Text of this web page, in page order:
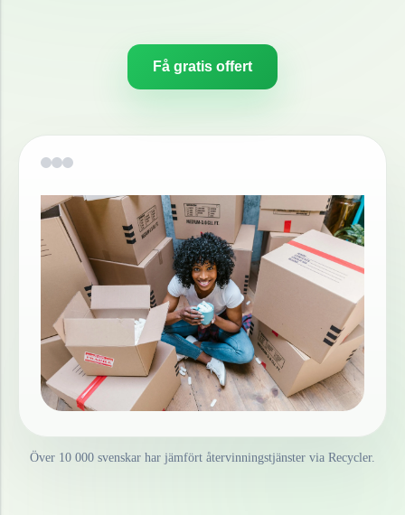
Få gratis offert
Över 10 000 svenskar har jämfört återvinningstjänster via Recycler.